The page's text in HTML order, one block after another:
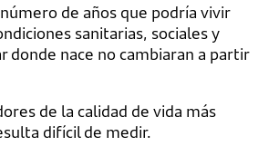
de años que podría vivir
sanitarias, sociales y
donde nace no cambiaran a partir
de la calidad de vida más
difícil de medir.